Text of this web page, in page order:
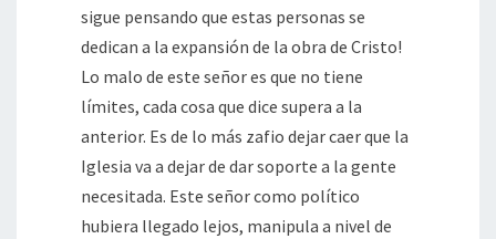
sigue pensando que estas personas se
dedican a la expansión de la obra de Cristo!
Lo malo de este señor es que no tiene
límites, cada cosa que dice supera a la
anterior. Es de lo más zafio dejar caer que la
Iglesia va a dejar de dar soporte a la gente
necesitada. Este señor como político
hubiera llegado lejos, manipula a nivel de